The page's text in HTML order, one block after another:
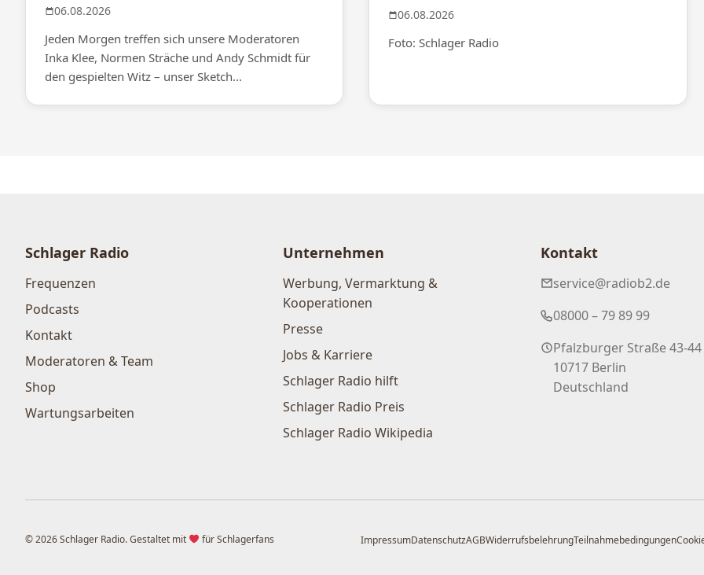
06.08.2026
Jeden Morgen treffen sich unsere Moderatoren
Inka Klee, Normen Sträche und Andy Schmidt für
den gespielten Witz – unser Sketch...
06.08.2026
Foto: Schlager Radio
Schlager Radio
Frequenzen
Podcasts
Kontakt
Moderatoren & Team
Shop
Wartungsarbeiten
Unternehmen
Werbung, Vermarktung &
Kooperationen
Presse
Jobs & Karriere
Schlager Radio hilft
Schlager Radio Preis
Schlager Radio Wikipedia
Kontakt
service@radiob2.de
08000 – 79 89 99
Pfalzburger Straße 43-44
10717 Berlin
Deutschland
© 2026 Schlager Radio. Gestaltet mit für Schlagerfans ImpressumDatenschutzAGBWiderrufsbelehrungTeilnahmebedingungen